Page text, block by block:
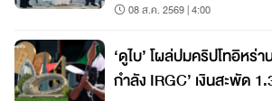
08 ส.ค. 2569 | 4:00
‘ดูไบ’ โผล่ปมคริปโทอิหร่
กำลัง IRGC’ เงินสะพัด